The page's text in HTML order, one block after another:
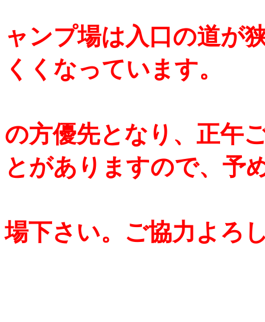
ャンプ場は入口の道が
くくなっています。
の方優先となり、正午
とがありますので、予
場下さい。ご協力よろ